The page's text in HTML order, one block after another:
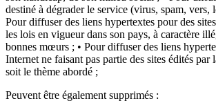
destiné à dégrader le service (virus, spam, vers,
Pour diffuser des liens hypertextes pour des
les lois en vigueur dans son pays, à caractère
bonnes mœurs ; • Pour diffuser des liens
Internet ne faisant pas partie des sites édités par
soit le thème abordé ;
Peuvent être également supprimés :